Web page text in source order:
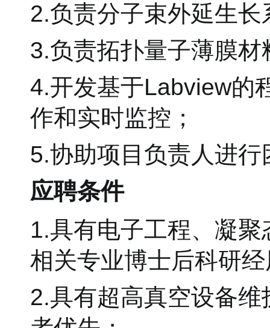
2.负责分子束外延生
3.负责拓扑量子薄膜
4.开发基于Labview的
作和实时监控；
5.协助项目负责人进
应聘条件
1.具有电子工程、凝
相关专业博士后科研
2.具有超高真空设备